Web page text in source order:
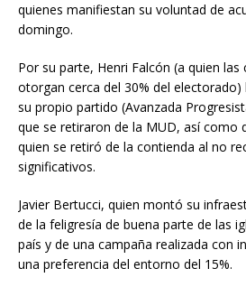
quienes manifiestan su voluntad de
domingo.
Por su parte, Henri Falcón (a quien
otorgan cerca del 30% del
su propio partido (Avanzada
que se retiraron de la MUD, así como
quien se retiró de la contienda al no
significativos.
Javier Bertucci, quien montó su
de la feligresía de buena parte de las
país y de una campaña realizada con
una preferencia del entorno del 15%.